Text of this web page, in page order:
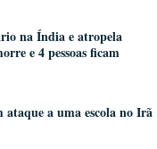
na Índia e atropela
e 4 pessoas ficam
a uma escola no Irã